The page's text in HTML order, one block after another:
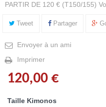
PARTIR DE 120 € (T150/155)
Tweet Partager
Envoyer à un ami
Imprimer
120,00 €
Taille Kimonos